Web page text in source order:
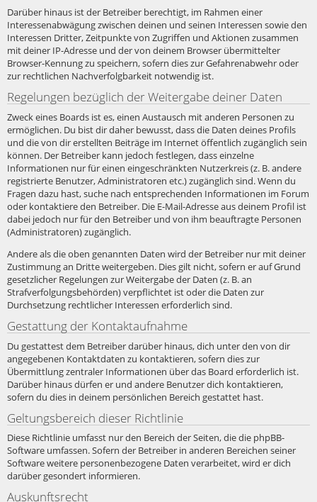
Darüber hinaus ist der Betreiber berechtigt, im Rahmen einer
Interessenabwägung zwischen deinen und seinen Interessen sowie den
Interessen Dritter, Zeitpunkte von Zugriffen und Aktionen zusammen
mit deiner IP-Adresse und der von deinem Browser übermittelter
Browser-Kennung zu speichern, sofern dies zur Gefahrenabwehr oder
zur rechtlichen Nachverfolgbarkeit notwendig ist.
Regelungen bezüglich der Weitergabe deiner Daten
Zweck eines Boards ist es, einen Austausch mit anderen Personen zu
ermöglichen. Du bist dir daher bewusst, dass die Daten deines Profils
und die von dir erstellten Beiträge im Internet öffentlich zugänglich sein
können. Der Betreiber kann jedoch festlegen, dass einzelne
Informationen nur für einen eingeschränkten Nutzerkreis (z. B. andere
registrierte Benutzer, Administratoren etc.) zugänglich sind. Wenn du
Fragen dazu hast, suche nach entsprechenden Informationen im Forum
oder kontaktiere den Betreiber. Die E-Mail-Adresse aus deinem Profil ist
dabei jedoch nur für den Betreiber und von ihm beauftragte Personen
(Administratoren) zugänglich.
Andere als die oben genannten Daten wird der Betreiber nur mit deiner
Zustimmung an Dritte weitergeben. Dies gilt nicht, sofern er auf Grund
gesetzlicher Regelungen zur Weitergabe der Daten (z. B. an
Strafverfolgungsbehörden) verpflichtet ist oder die Daten zur
Durchsetzung rechtlicher Interessen erforderlich sind.
Gestattung der Kontaktaufnahme
Du gestattest dem Betreiber darüber hinaus, dich unter den von dir
angegebenen Kontaktdaten zu kontaktieren, sofern dies zur
Übermittlung zentraler Informationen über das Board erforderlich ist.
Darüber hinaus dürfen er und andere Benutzer dich kontaktieren,
sofern du dies in deinem persönlichen Bereich gestattet hast.
Geltungsbereich dieser Richtlinie
Diese Richtlinie umfasst nur den Bereich der Seiten, die die phpBB-
Software umfassen. Sofern der Betreiber in anderen Bereichen seiner
Software weitere personenbezogene Daten verarbeitet, wird er dich
darüber gesondert informieren.
Auskunftsrecht